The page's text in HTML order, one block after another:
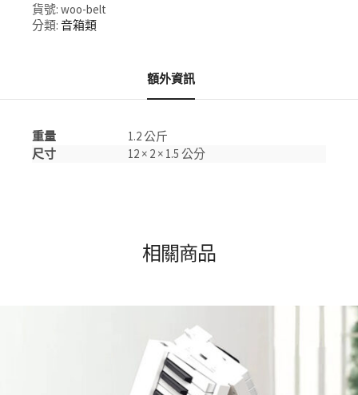
貨號: woo-belt
分類: 音箱類
額外資訊
重量
1.2 公斤
尺寸
12 × 2 × 1.5 公分
相關商品